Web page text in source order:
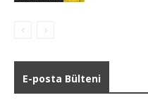
E-posta Bülteni